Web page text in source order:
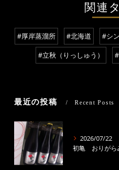
関連
#厚岸蒸溜所 #北海道 #シ
#立秋（りっしゅう）
最近の投稿 Recent Posts
2026/07/22
初亀 おりがら